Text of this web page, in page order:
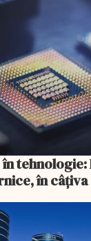
în câţiva